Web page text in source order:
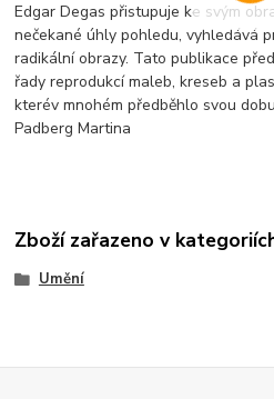
Edgar Degas přistupuje ke svým
nečekané úhly pohledu, vyhledává
radikální obrazy. Tato publikace
řady reprodukcí maleb, kreseb a
kterév mnohém předběhlo svou
Padberg Martina
Zboží zařazeno v
Umění